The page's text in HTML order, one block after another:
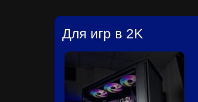
Для игр в 2K